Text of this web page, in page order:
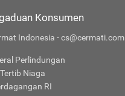
Konsumen
Indonesia - cs@cermati.com
Perlindungan
Niaga
RI